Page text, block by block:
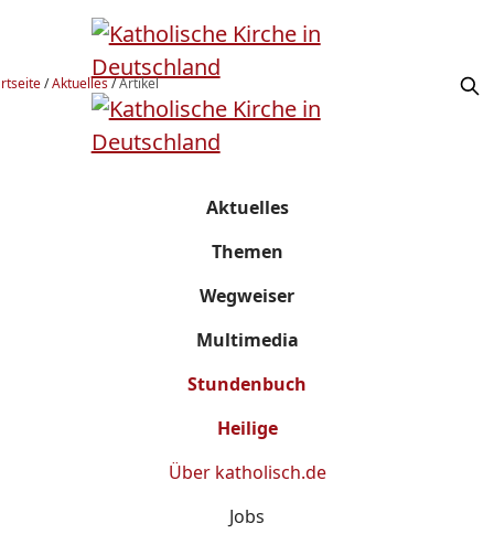
/Aktuelles/Artikel
Aktuelles
Themen
Wegweiser
Multimedia
Stundenbuch
Heilige
Über katholisch.de
Jobs